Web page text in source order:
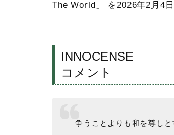
The World」 を2026年2月4
INNOCENSE
コメント
争うことよりも和を尊し